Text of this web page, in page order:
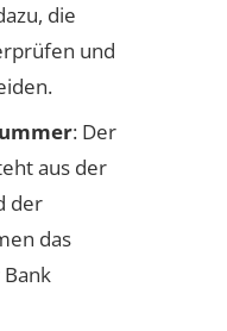
die
und
: Der
aus der
der
das